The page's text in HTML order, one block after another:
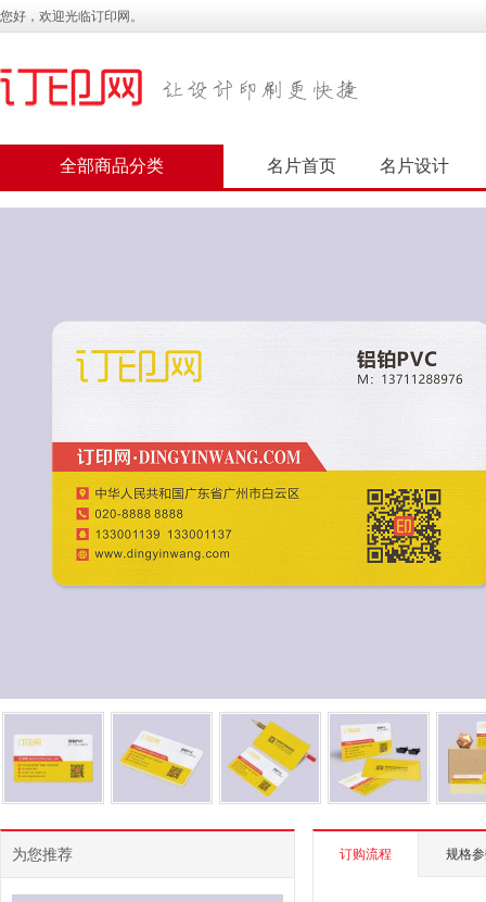
您好，欢迎光临订印网。
全部商品分类 名片首页 名片设计
为您推荐 订购流程 规格